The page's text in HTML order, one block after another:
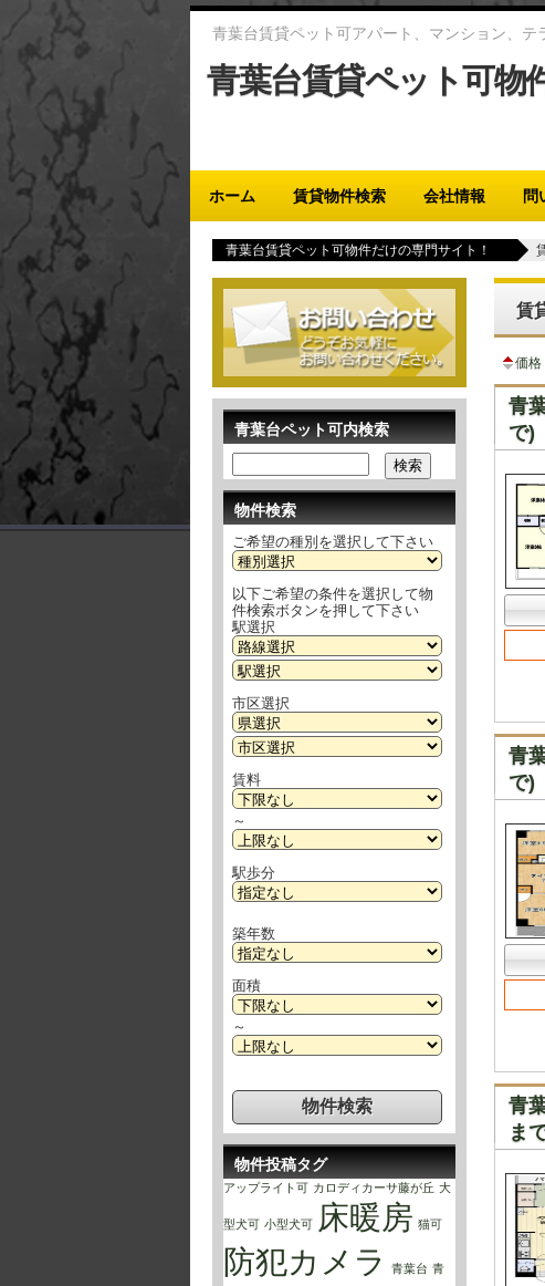
青葉台賃貸ペット可アパート、マンション、テ
青葉台賃貸ペット可物
ホーム 賃貸物件検索 会社情報 問
青葉台賃貸ペット可物件だけの専門サイト！
賃
価格
青
で)
青
で)
青
ま
青葉台ペット可内検索
物件検索
ご希望の種別を選択して下さい
以下ご希望の条件を選択して物
件検索ボタンを押して下さい
駅選択
市区選択
賃料
～
駅歩分
築年数
面積
～
物件投稿タグ
アップライト可 カロディカーサ藤が丘 大
型犬可 小型犬可 床暖房 猫可
防犯カメラ 青葉台 青